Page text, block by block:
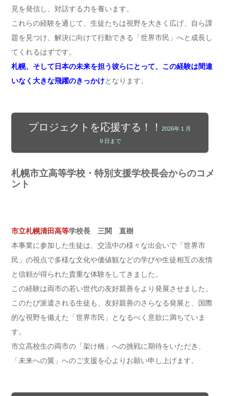
見を発信し、対話する力を養います。
これらの経験を通じて、生徒たちは視野を大きく広げ、自ら課
題を見つけ、解決に向けて行動できる「世界市民」へと成長し
てくれるはずです。
札幌、そして日本の未来を担う彼らにとって、この経験は間違
いなく大きな飛躍のきっかけとなります。
プロジェクトを応援する！！2026年１月
９日まで
札幌市立高等学校・特別支援学校長会からのコメ
ント
市立札幌清田高等学校長 三関 直樹
本事業に参加した生徒は、交流中の様々な出会いで「世界市
民」の視点で多様な文化や価値観などの学びや生徒相互の友情
と信頼が得られた貴重な体験をしてきました。
この経験は両市の若い世代の友好親善をより発展させました。
このたび派遣される生徒も、友好親善のさらなる発展と、国際
的な視野を備えた「世界市民」となるべく意欲に満ちていま
す。
市立高校生の両市の「架け橋」への挑戦に期待をいただき、
「未来への翼」へのご支援を心よりお願い申し上げます。